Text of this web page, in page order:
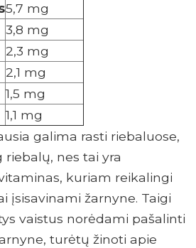
5,7 mg
3,8 mg
2,3 mg
2,1 mg
1,5 mg
1,1 mg
galima rasti riebaluose,
nes tai yra
kuriam reikalingi
įsisavinami žarnyne. Taigi
vaistus norėdami pašalinti
turėtų žinoti apie